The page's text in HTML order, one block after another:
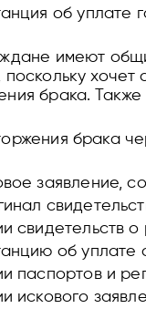
об уплате
имеют
поскольку
брака.
брака
заявление,
свидетельств
об уплате
паспортов и
искового